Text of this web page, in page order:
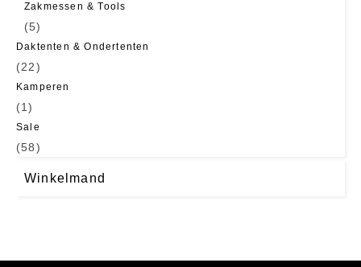
Zakmessen & Tools
(5)
Daktenten & Ondertenten
(22)
Kamperen
(1)
Sale
(58)
Winkelmand